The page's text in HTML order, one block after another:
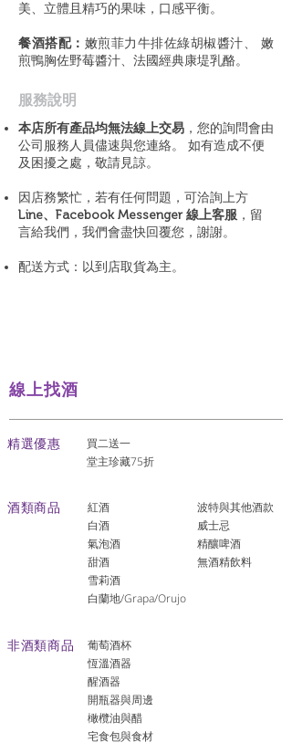
美、立體且精巧的果味，口感平衡。
餐酒搭配： 嫩煎菲力牛排佐綠胡椒醬汁、 嫩
煎鴨胸佐野莓醬汁、法國經典康堤乳酪。
​服務說明
本店所有產品均無法線上交易 ，您的詢問會由
公司服務人員儘速與您連絡。 如有造成不便
及困擾之處，敬請見諒。
因店務繁忙，若有任何問題，可洽詢上方
Line、Facebook Messenger 線上客服 ，留
言給我們，我們會盡快回覆您，謝謝。
配送方式：以到店取貨為主。
線上找酒
​精選優惠
買二送一
堂主珍藏75折
酒類商品
紅酒
白酒
氣泡酒
​甜酒
雪莉酒
白蘭地/Grapa/Orujo
波特與其他酒款
威士忌
精釀啤酒
​無酒精飲料
非酒類商品
葡萄酒杯
恆溫酒器
醒酒器
開瓶器與周邊
橄欖油與醋
宅食包與食材